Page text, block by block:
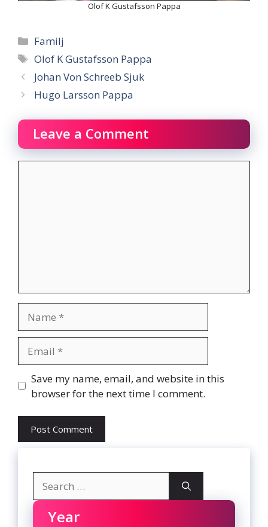
Olof K Gustafsson Pappa
Categories
Familj
Tags
Olof K Gustafsson Pappa
Johan Von Schreeb Sjuk
Hugo Larsson Pappa
Leave a Comment
Website
Save my name, email, and website in this
browser for the next time I comment.
for:
Year